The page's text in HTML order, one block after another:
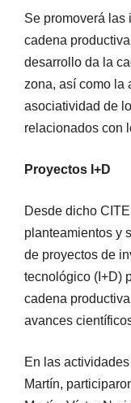
Se promoverá las
cadena
desarrollo da la
zona, así como la
asociatividad de
relacionados con
Proyectos I+D
Desde dicho
planteamientos y
de proyectos de
tecnológico (I+D)
cadena
avances
En las
Martín,